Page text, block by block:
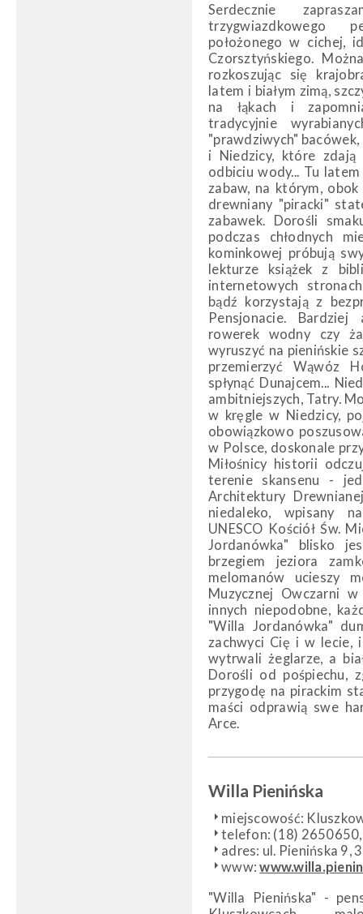
Serdecznie
trzygwiazdkowego
położonego w cichej,
Czorsztyńskiego.
rozkoszując się
latem i białym zimą,
na łąkach i
tradycyjnie
"prawdziwych"
i Niedzicy, które
odbiciu wody... Tu
zabaw, na którym,
drewniany "piracki"
zabawek. Dorośli
podczas chłodnych
kominkowej próbują
lekturze książek z
internetowych
bądź korzystają z
Pensjonacie.
rowerek wodny czy
wyruszyć na pienińskie
przemierzyć Wąwóz
spłynąć Dunajcem...
ambitniejszych, Tatry.
w kręgle w Niedzicy,
obowiązkowo
w Polsce, doskonale
Miłośnicy historii
terenie skansenu -
Architektury
niedaleko, wpisany
UNESCO Kościół Św.
Jordanówka" blisko
brzegiem jeziora
melomanów ucieszy
Muzycznej Owczarni
innych niepodobne,
"Willa Jordanówka"
zachwyci Cię i w lecie,
wytrwali żeglarze, a
Dorośli od pośpiechu,
przygodę na pirackim
maści odprawią swe
Arce.
Willa Pienińska
miejscowość:
telefon: (18)
adres: ul. Pienińska 9,
www:
"Willa Pienińska" -